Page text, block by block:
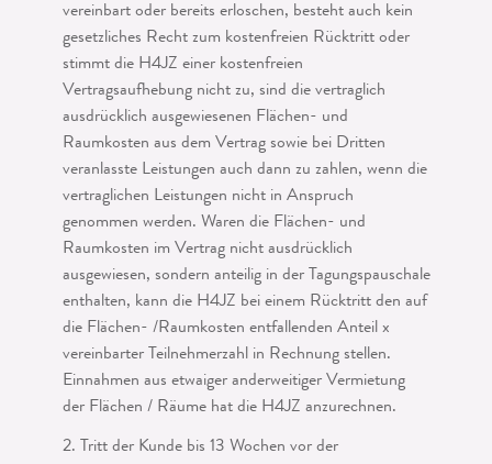
vereinbart oder bereits erloschen, besteht auch kein
gesetzliches Recht zum kostenfreien Rücktritt oder
stimmt die H4JZ einer kostenfreien
Vertragsaufhebung nicht zu, sind die vertraglich
ausdrück­lich ausgewiesenen Flächen- und
Raumkosten aus dem Vertrag sowie bei Dritten
veranlasste Leistungen auch dann zu zahlen, wenn die
vertraglichen Leistungen nicht in Anspruch
genommen werden. Waren die Flächen- und
Raumkosten im Vertrag nicht ausdrücklich
ausgewiesen, sondern anteilig in der Tagungspauschale
enthalten, kann die H4JZ bei einem Rücktritt den auf
die Flächen- /Raumkosten entfallenden Anteil x
vereinbarter Teilnehmerzahl in Rechnung stellen.
Einnahmen aus etwaiger anderweitiger Vermietung
der Flächen / Räume hat die H4JZ anzurechnen.
2. Tritt der Kunde bis 13 Wochen vor der